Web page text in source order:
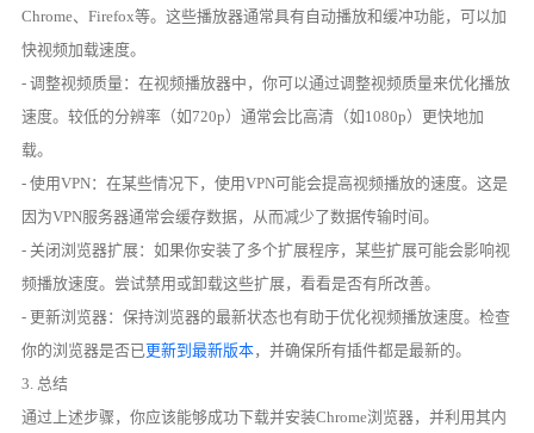
Chrome、Firefox等。这些播放器通常具有自动播放和缓冲功能，可以加
快视频加载速度。
- 调整视频质量：在视频播放器中，你可以通过调整视频质量来优化播放
速度。较低的分辨率（如720p）通常会比高清（如1080p）更快地加
载。
- 使用VPN：在某些情况下，使用VPN可能会提高视频播放的速度。这是
因为VPN服务器通常会缓存数据，从而减少了数据传输时间。
- 关闭浏览器扩展：如果你安装了多个扩展程序，某些扩展可能会影响视
频播放速度。尝试禁用或卸载这些扩展，看看是否有所改善。
- 更新浏览器：保持浏览器的最新状态也有助于优化视频播放速度。检查
你的浏览器是否已更新到最新版本，并确保所有插件都是最新的。
3. 总结
通过上述步骤，你应该能够成功下载并安装Chrome浏览器，并利用其内